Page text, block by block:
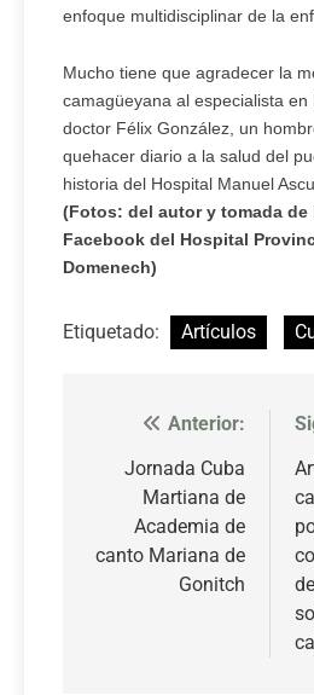
enfoque multidisciplinar de la
Mucho tiene que agradecer la
camagüeyana al especialista
doctor Félix González, un
quehacer diario a la salud del
historia del Hospital Manuel
(Fotos: del autor y tomada de
Facebook del Hospital
Domenech)
Etiquetado: Artículos
Navegación
entradas
Anterior:
Jornada Cuba
Martiana de
Academia de
canto Mariana de
Gonitch